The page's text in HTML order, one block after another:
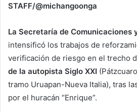
​STAFF/@michangoonga
La Secretaría de Comunicaciones
intensificó los trabajos de
verificación de riesgo en el trecho
de la autopista Siglo XXI
tramo Uruapan-Nueva Italia), tras
por el huracán “Enrique”.